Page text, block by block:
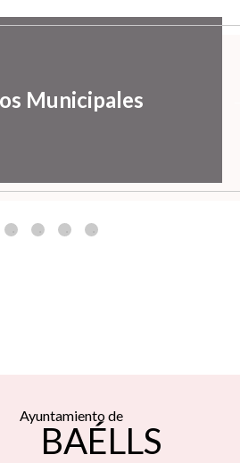
Municipales
Ayuntamiento de
BAÉLLS